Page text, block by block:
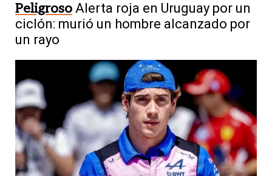
Peligroso Alerta roja en Uruguay por un
ciclón: murió un hombre alcanzado por
un rayo